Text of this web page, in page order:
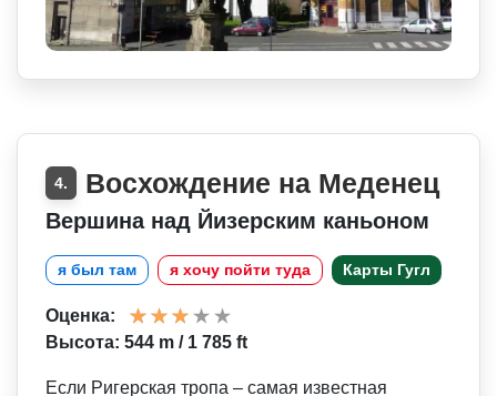
4. Восхождение на Меденец
Вершина над Йизерским каньоном
я был там я хочу пойти туда Карты Гугл
Оценка:
Высота: 544 m / 1 785 ft
Если Ригерская тропа – самая известная